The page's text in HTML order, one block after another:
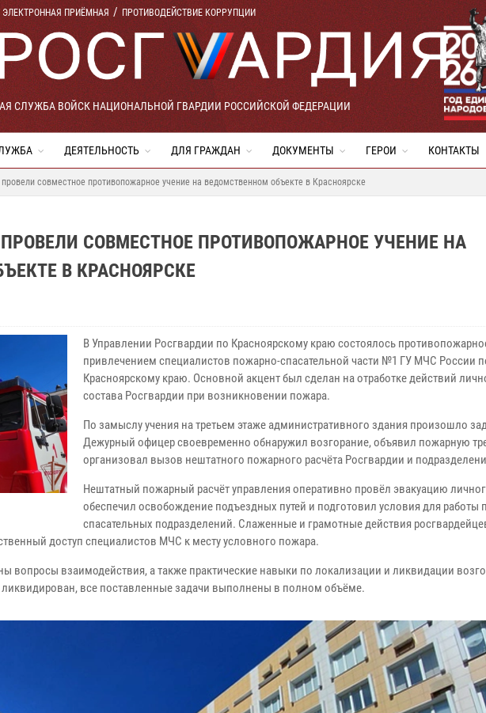
ЭЛЕКТРОННАЯ ПРИЁМНАЯ ПРОТИВОДЕЙСТВИЕ КОРРУПЦИИ
СЛУЖБА ВОЙСК НАЦИОНАЛЬНОЙ ГВАРДИИ РОССИЙСКОЙ ФЕДЕРАЦИИ
ДЕЯТЕЛЬНОСТЬ ДЛЯ ГРАЖДАН ДОКУМЕНТЫ ГЕРОИ КОНТАКТЫ
совместное противопожарное учение на ведомственном объекте в Красноярске
СОВМЕСТНОЕ ПРОТИВОПОЖАРНОЕ УЧЕНИЕ НА
В КРАСНОЯРСКЕ
В Управлении Росгвардии по Красноярскому краю состоялось
привлечением специалистов пожарно-спасательной части №1 ГУ МЧС России
Красноярскому краю. Основной акцент был сделан на отработке действий
состава Росгвардии при возникновении пожара.
По замыслу учения на третьем этаже административного здания произошло
Дежурный офицер своевременно обнаружил возгорание, объявил пожарную
организовал вызов нештатного пожарного расчёта Росгвардии и
Нештатный пожарный расчёт управления оперативно провёл эвакуацию
обеспечил освобождение подъездных путей и подготовил условия для работы
спасательных подразделений. Слаженные и грамотные действия
доступ специалистов МЧС к месту условного пожара.
вопросы взаимодействия, а также практические навыки по локализации и ликвидации
все поставленные задачи выполнены в полном объёме.